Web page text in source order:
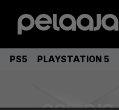
PS5 PLAYSTATION 5